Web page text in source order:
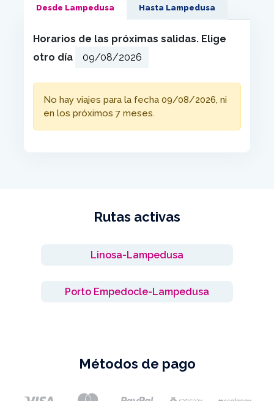
Desde Lampedusa Hasta Lampedusa
Horarios de las próximas salidas. Elige
otro día
No hay viajes para la fecha 09/08/2026, ni
en los próximos 7 meses.
Rutas activas
Linosa-Lampedusa
Porto Empedocle-Lampedusa
Métodos de pago